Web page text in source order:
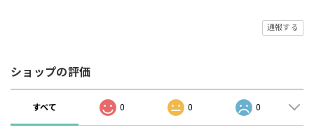
通報する
ショップの評価
すべて 0 0 0